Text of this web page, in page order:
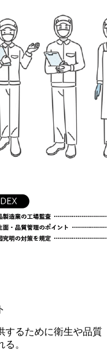
するために衛生や品質
。